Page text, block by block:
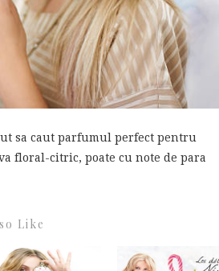
sa caut parfumul perfect pentru
floral-citric, poate cu note de para
Like